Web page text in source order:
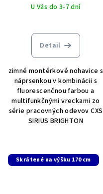
U Vás do 3-7 dní
Detail
zimné montérkové nohavice s
náprsenkou v kombinácii s
fluorescenčnou farbou a
multifunkčnými vreckami zo
série pracovných odevov CXS
SIRIUS BRIGHTON
Skrátené na výšku 170 cm